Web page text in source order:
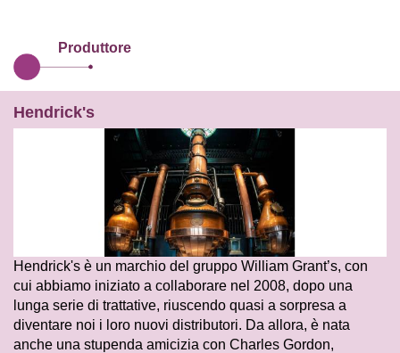
Produttore
Hendrick's
Hendrick's è un marchio del gruppo William Grant’s, con
cui abbiamo iniziato a collaborare nel 2008, dopo una
lunga serie di trattative, riuscendo quasi a sorpresa a
diventare noi i loro nuovi distributori. Da allora, è nata
anche una stupenda amicizia con Charles Gordon,